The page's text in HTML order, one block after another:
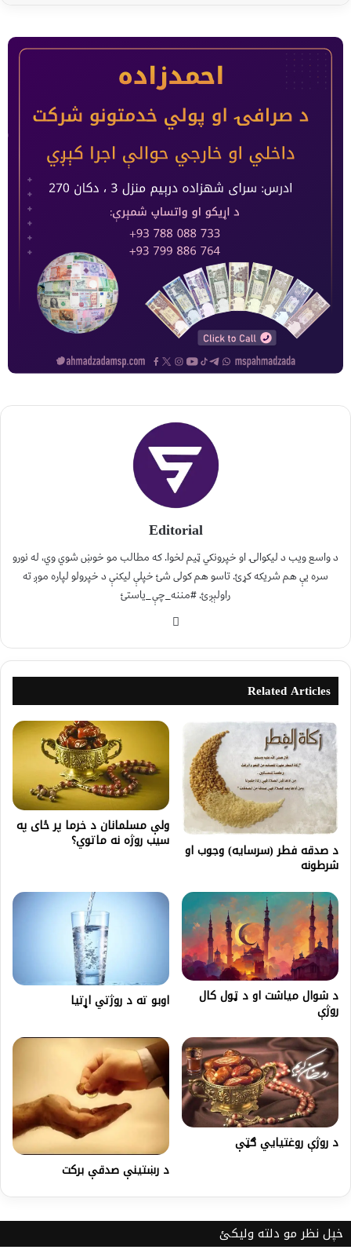
Editorial
د واسع ویب د لیکوالۍ او خپرونکي ټیم لخوا. که مطالب مو خوښ شوي وي، له نورو
سره یې هم شریکه کړئ. تاسو هم کولی شئ خپلې لیکنې د خپرولو لپاره موږ ته
راولېږئ. #مننه_چې_یاستئ
Related Articles
د صدقه فطر (سرسايه) وجوب او
شرطونه
ولې مسلمانان د خرما پر ځای په
سیب روژه نه ماتوي؟
د شوال مياشت او د ټول کال
روژې اوبو ته د روژتي اړتيا
د روژې روغتيايي ګټې
د رښتینې صدقې برکت
خپل نظر مو دلته ولیکئ